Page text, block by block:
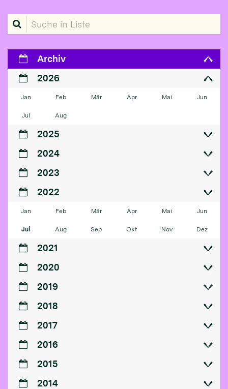
Suche in Liste
Archiv
2026
Jan Feb Mär Apr Mai Jun
Jul Aug
2025
2024
2023
2022
Jan Feb Mär Apr Mai Jun
Jul Aug Sep Okt Nov Dez
2021
2020
2019
2018
2017
2016
2015
2014